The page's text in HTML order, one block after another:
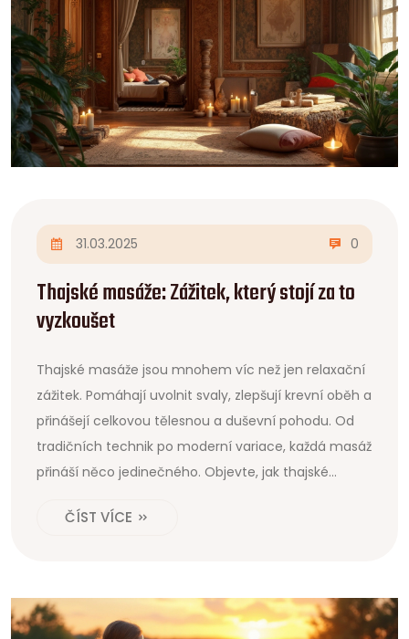
31.03.2025 0
Thajské masáže: Zážitek, který stojí za to
vyzkoušet
Thajské masáže jsou mnohem víc než jen relaxační
zážitek. Pomáhají uvolnit svaly, zlepšují krevní oběh a
přinášejí celkovou tělesnou a duševní pohodu. Od
tradičních technik po moderní variace, každá masáž
přináší něco jedinečného. Objevte, jak thajské
salon.ČÍST VÍCE